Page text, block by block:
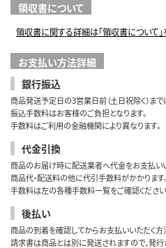
領収書について
領収書に関する詳細は「領収書について」
お支払い方法詳細
銀行振込
商品発送予定日の3営業日前（土日祝除く）ま
振込手数料はお客様のご負担となります。
手数料はご利用の金融機関により異なります。
代金引換
商品のお届け時に配送業者へ代金をお支払いい
商品代・配送料の他に代引手数料がかかります。
手数料は左の各種手数料一覧をご確認ください
後払い
商品の到着を確認してからお支払いいただく方
請求書は商品とは別に発送されますので、発